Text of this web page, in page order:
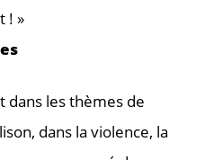
! »
dans les thèmes de
dans la violence, la